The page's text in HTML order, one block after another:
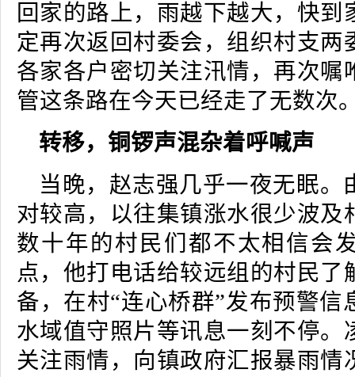
回家的路上，雨越下越大，快到
定再次返回村委会，组织村支两
各家各户密切关注汛情，再次嘱
管这条路在今天已经走了无数次
转移，铜锣声混杂着呼喊声
当晚，赵志强几乎一夜无眠。
对较高，以往集镇涨水很少波及
数十年的村民们都不太相信会
点，他打电话给较远组的村民了
备，在村“连心桥群”发布预警信
水域值守照片等讯息一刻不停。
关注雨情，向镇政府汇报暴雨情